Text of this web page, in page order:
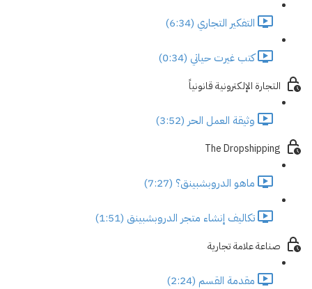
التفكير التجاري (6:34)
كتب غيرت حياتي (0:34)
التجارة الإلكترونية قانونياً
وثيقة العمل الحر (3:52)
The Dropshipping
ماهو الدروبشبينق؟ (7:27)
تكاليف إنشاء متجر الدروبشبينق (1:51)
صناعة علامة تجارية
مقدمة القسم (2:24)